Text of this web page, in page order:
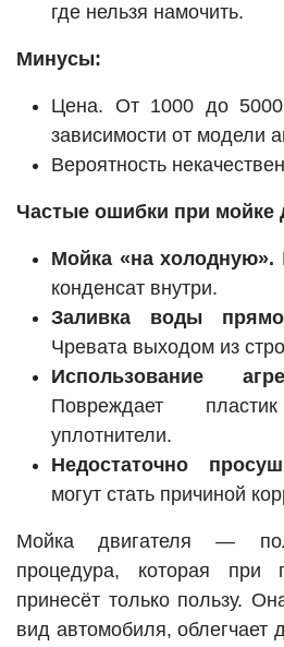
где нельзя намочить.
Минусы:
Цена. От 1000 до
зависимости от модели
Вероятность
Частые ошибки при мойке
Мойка «на холодную».
конденсат внутри.
Заливка воды
Чревата выходом из
Использование
Повреждает
уплотнители.
Недостаточно
могут стать причиной
Мойка двигателя —
процедура, которая при
принесёт только пользу.
вид автомобиля, облегчает